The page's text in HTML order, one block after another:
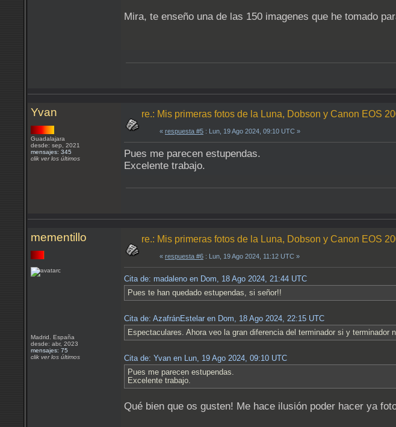
Mira, te enseño una de las 150 imagenes que he tomado
Yvan
Guadalajara
desde: sep, 2021
mensajes: 345
clik ver los últimos
re.: Mis primeras fotos de la Luna, Dobson y Canon EOS
« respuesta #5 : Lun, 19 Ago 2024, 09:10 UTC »
Pues me parecen estupendas.
Excelente trabajo.
mementillo
Madrid. España
desde: abr, 2023
mensajes: 75
clik ver los últimos
re.: Mis primeras fotos de la Luna, Dobson y Canon EOS
« respuesta #6 : Lun, 19 Ago 2024, 11:12 UTC »
Cita de: madaleno en Dom, 18 Ago 2024, 21:44 UTC
Pues te han quedado estupendas, si señor!!
Cita de: AzafránEstelar en Dom, 18 Ago 2024, 22:15 UTC
Espectaculares. Ahora veo la gran diferencia del terminador si y terminador
Cita de: Yvan en Lun, 19 Ago 2024, 09:10 UTC
Pues me parecen estupendas.
Excelente trabajo.
Qué bien que os gusten! Me hace ilusión poder hacer ya